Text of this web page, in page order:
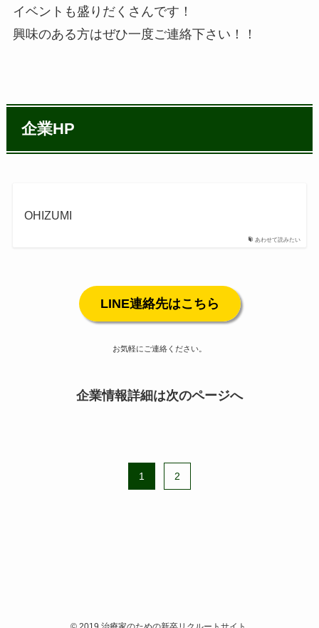
イベントも盛りだくさんです！
興味のある方はぜひ一度ご連絡下さい！！
企業HP
あわせて読みたい
OHIZUMI
LINE連絡先はこちら
お気軽にご連絡ください。
企業情報詳細は次のページへ
1 2